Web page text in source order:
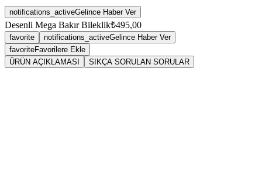
notifications_activeGelince Haber Ver
Desenli Mega Bakır Bileklik₺495,00
favorite notifications_activeGelince Haber Ver
favoriteFavorilere Ekle
ÜRÜN AÇIKLAMASI
SIKÇA SORULAN SORULAR